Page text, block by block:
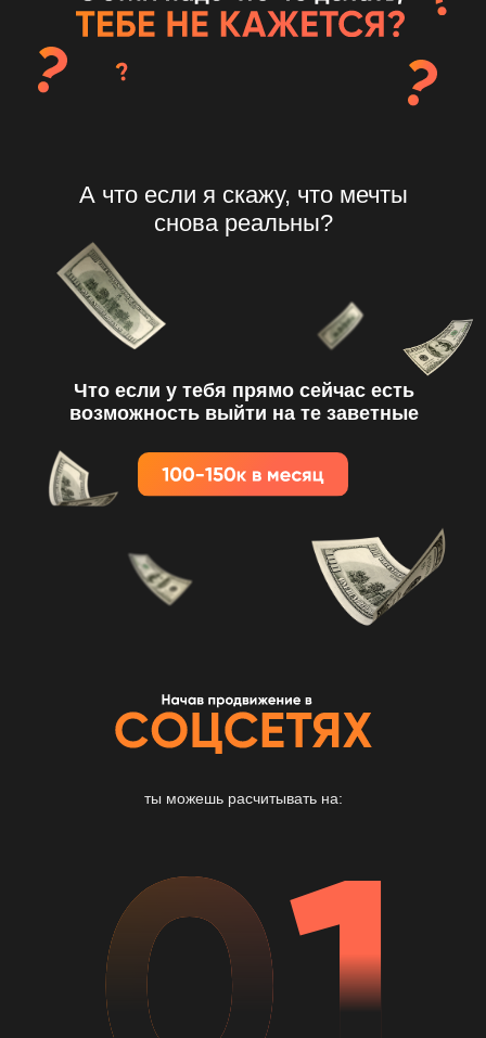
А что если я скажу, что мечты
снова реальны?
Что если у тебя прямо сейчас есть
возможность выйти на те заветные
ты можешь расчитывать на: